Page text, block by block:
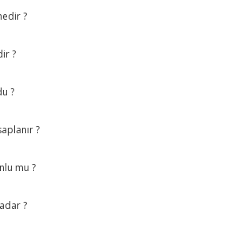
?
?
?
?
mu ?
?